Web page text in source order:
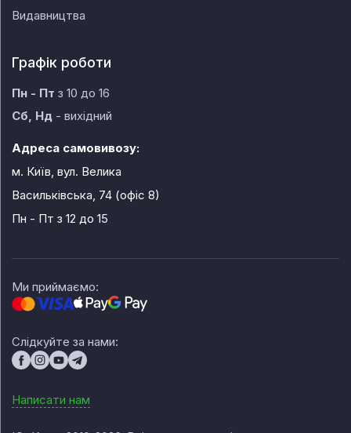
Видавництва
Графік роботи
Пн - Пт з 10 до 16
Сб, Нд - вихідний
Адреса самовивозу:
м. Київ, вул. Велика
Васильківська, 74 (офіс 8)
Пн - Пт з 12 до 15
Ми приймаємо:
Слідкуйте за нами:
Написати нам